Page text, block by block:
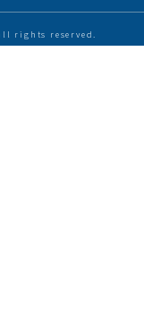
rights reserved.